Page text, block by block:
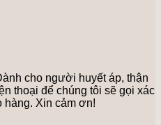
cho người huyết áp, thận
thoại để chúng tôi sẽ gọi xác
Xin cảm ơn!